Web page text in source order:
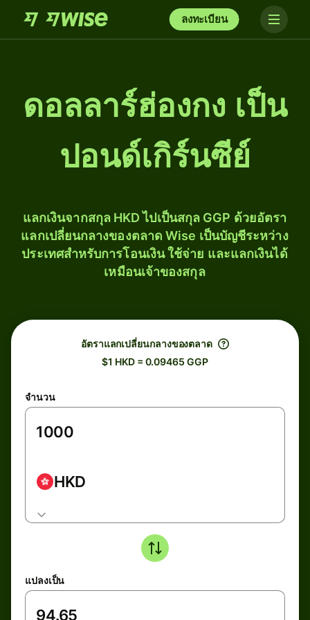
ลงทะเบียน
ดอลลาร์ฮ่องกง เป็น
ปอนด์เกิร์นซีย์
แลกเงินจากสกุล HKD ไปเป็นสกุล GGP ด้วยอัตรา
แลกเปลี่ยนกลางของตลาด Wise เป็นบัญชีระหว่าง
ประเทศสำหรับการโอนเงิน ใช้จ่าย และแลกเงินได้
เหมือนเจ้าของสกุล
อัตราแลกเปลี่ยนกลางของตลาด
$1 HKD = 0.09465 GGP
จำนวน
HKD
แปลงเป็น